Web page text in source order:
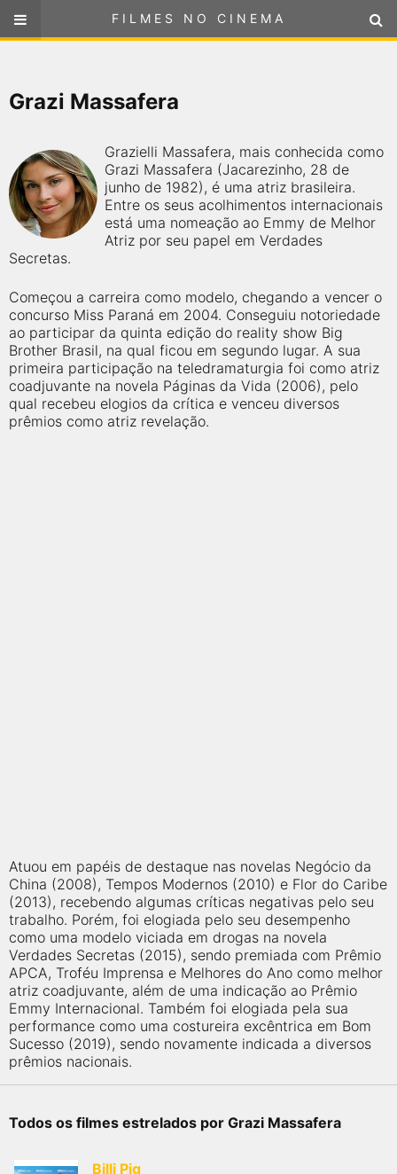
FILMES NO CINEMA
ou selecione sua localização
Grazi Massafera
Grazielli Massafera, mais conhecida como
Grazi Massafera (Jacarezinho, 28 de
junho de 1982), é uma atriz brasileira.
Entre os seus acolhimentos internacionais
está uma nomeação ao Emmy de Melhor
Atriz por seu papel em Verdades
Secretas.
Começou a carreira como modelo, chegando a vencer o
concurso Miss Paraná em 2004. Conseguiu notoriedade
ao participar da quinta edição do reality show Big
Brother Brasil, na qual ficou em segundo lugar. A sua
primeira participação na teledramaturgia foi como atriz
coadjuvante na novela Páginas da Vida (2006), pelo
qual recebeu elogios da crítica e venceu diversos
prêmios como atriz revelação.
Atuou em papéis de destaque nas novelas Negócio da
China (2008), Tempos Modernos (2010) e Flor do Caribe
(2013), recebendo algumas críticas negativas pelo seu
trabalho. Porém, foi elogiada pelo seu desempenho
como uma modelo viciada em drogas na novela
Verdades Secretas (2015), sendo premiada com Prêmio
APCA, Troféu Imprensa e Melhores do Ano como melhor
atriz coadjuvante, além de uma indicação ao Prêmio
Emmy Internacional. Também foi elogiada pela sua
performance como uma costureira excêntrica em Bom
Sucesso (2019), sendo novamente indicada a diversos
prêmios nacionais.
Todos os filmes estrelados por Grazi Massafera
Billi Pig
FILMES NO CINEMA
PRÓXIMOS LANÇAMENTOS
GÊNEROS
NOTÍCIAS
PÁGINA INICIAL
FilmesNoCinema.com.bré o maior localizador de filmes e
sessões de cinema no Brasil. Através dele, você pode
encontrar os filmes no cinema mais próximos a você ou a
qualquer cidade em território brasileiro. Você pode também
acessar informações sobre cinemas, horários, assistir aos
trailers e muito mais.